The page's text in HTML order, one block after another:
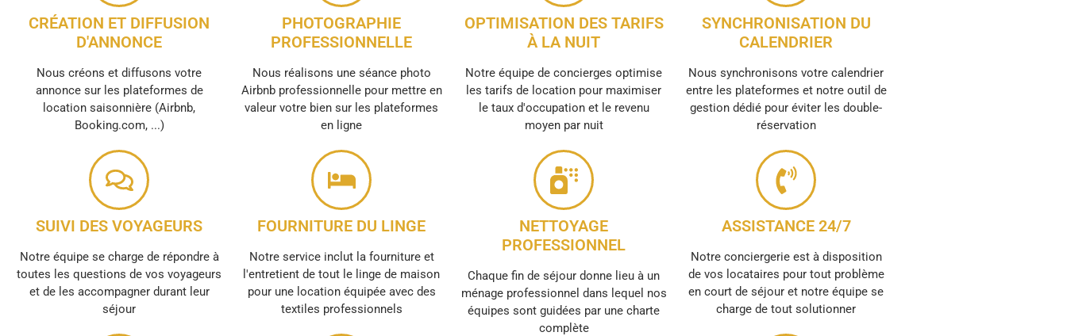
CRÉATION ET DIFFUSION
D'ANNONCE
Nous créons et diffusons votre
annonce sur les plateformes de
location saisonnière (Airbnb,
Booking.com, ...)
SUIVI DES VOYAGEURS
Notre équipe se charge de répondre à
toutes les questions de vos voyageurs
et de les accompagner durant leur
séjour
PHOTOGRAPHIE
PROFESSIONNELLE
Nous réalisons une séance photo
Airbnb professionnelle pour mettre en
valeur votre bien sur les plateformes
en ligne
FOURNITURE DU LINGE
Notre service inclut la fourniture et
l'entretient de tout le linge de maison
pour une location équipée avec des
textiles professionnels
OPTIMISATION DES TARIFS
À LA NUIT
Notre équipe de concierges optimise
les tarifs de location pour maximiser
le taux d'occupation et le revenu
moyen par nuit
NETTOYAGE
PROFESSIONNEL
Chaque fin de séjour donne lieu à un
ménage professionnel dans lequel nos
équipes sont guidées par une charte
complète
SYNCHRONISATION DU
CALENDRIER
Nous synchronisons votre calendrier
entre les plateformes et notre outil de
gestion dédié pour éviter les double-
réservation
ASSISTANCE 24/7
Notre conciergerie est à disposition
de vos locataires pour tout problème
en court de séjour et notre équipe se
charge de tout solutionner